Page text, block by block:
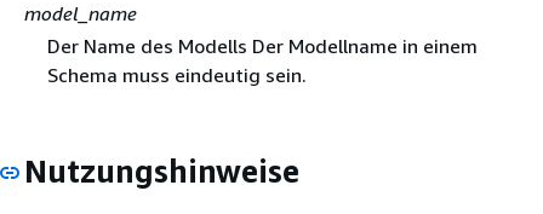
model_name
Der Name des Modells Der Modellname in einem
Schema muss eindeutig sein.
Nutzungshinweise